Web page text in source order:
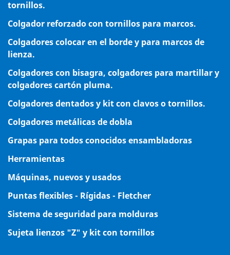
tornillos.
Colgador reforzado con tornillos para marcos.
Colgadores colocar en el borde y para marcos de
lienza.
Colgadores con bisagra, colgadores para martillar y
colgadores cartón pluma.
Colgadores dentados y kit con clavos o tornillos.
Colgadores metálicas de dobla
Grapas para todos conocidos ensambladoras
Herramientas
Máquinas, nuevos y usados
Puntas flexibles - Rígidas - Fletcher
Sistema de seguridad para molduras
Sujeta lienzos "Z" y kit con tornillos